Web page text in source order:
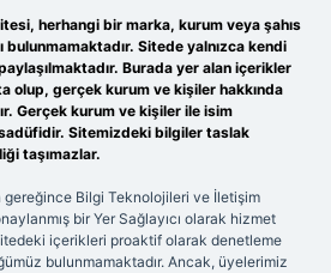
herhangi bir marka, kurum veya şahıs
bulunmamaktadır. Sitede yalnızca kendi
Burada yer alan içerikler
olup, gerçek kurum ve kişiler hakkında
Gerçek kurum ve kişiler ile isim
Sitemizdeki bilgiler taslak
taşımazlar.
gereğince Bilgi Teknolojileri ve İletişim
bir Yer Sağlayıcı olarak hizmet
içerikleri proaktif olarak denetleme
bulunmamaktadır. Ancak, üyelerimiz